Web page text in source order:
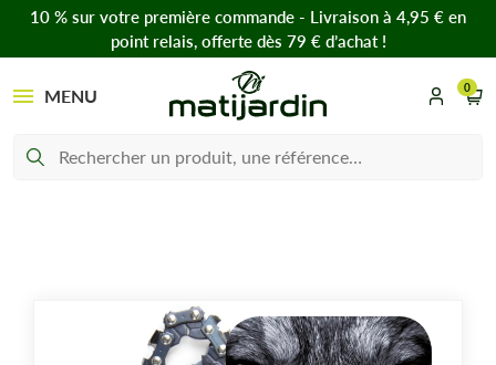
10 % sur votre première commande - Livraison à 4,95 € en
point relais, offerte dès 79 € d’achat !
MENU 0